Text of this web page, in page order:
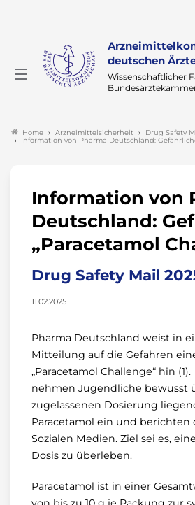
deutschen
Wissenschaftlicher
Home Arzneimittelsicherheit
Drug Safety
Information von Pharma Deutschland:
Information von
Deutschland:
„Paracetamol
Drug Safety Mail
11.02.2025
Pharma Deutschland weist in
Mitteilung auf die Gefahren
„Paracetamol Challenge“ hin
nehmen Jugendliche bewusst
zugelassenen Dosierung
Paracetamol ein und berichten
Sozialen Medien. Ziel sei es,
Dosis zu überleben.
Paracetamol ist in einer